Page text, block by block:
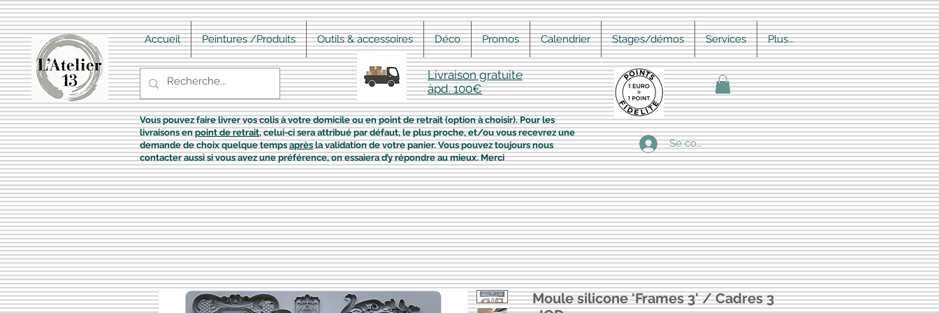
Accueil Peintures /Produits Outils & accessoires Déco Promos Calendrier Stages/démos Services Plus...
Livraison gratuite
àpd. 100€
Se connecter
Vous pouvez faire livrer vos colis à votre domicile ou en point de retrait (option à choisir). Pour les
livraisons enpoint de retrait, celui-ci sera attribué par défaut, le plus proche, et/ou vous recevrez une
demande de choix quelque tempsaprèsla validation de votre panier. Vous pouvez toujours nous
contacter aussi si vous avez une préférence, on essaiera d’y répondre au mieux. Merci
Moule silicone 'Frames 3' / Cadres 3